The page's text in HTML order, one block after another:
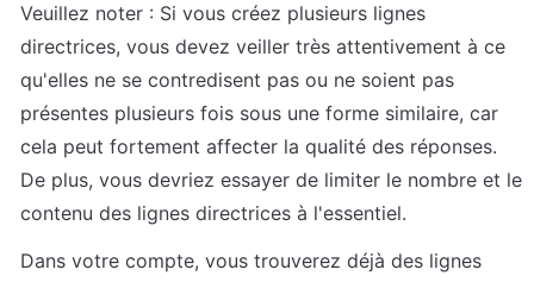
Veuillez noter : Si vous créez plusieurs lignes
directrices, vous devez veiller très attentivement à ce
qu'elles ne se contredisent pas ou ne soient pas
présentes plusieurs fois sous une forme similaire, car
cela peut fortement affecter la qualité des réponses.
De plus, vous devriez essayer de limiter le nombre et le
contenu des lignes directrices à l'essentiel.
Dans votre compte, vous trouverez déjà des lignes